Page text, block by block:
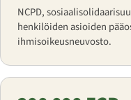
NCPD,
henkilöiden asioiden
ihmisoikeusneuvosto.